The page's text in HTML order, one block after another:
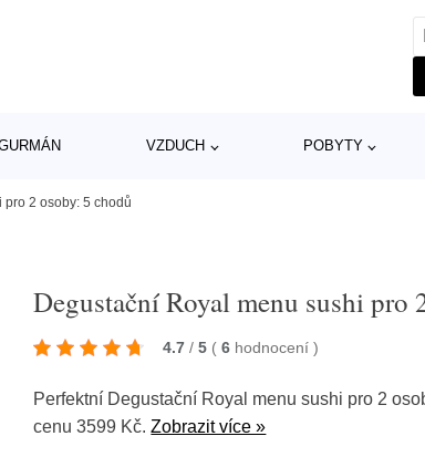
VZDUCH POBYTY
pro 2 osoby: 5 chodů
Degustační Royal menu sushi pro
4.7 / 5 ( 6 hodnocení)
Perfektní Degustační Royal menu sushi pro 2
cenu 3599 Kč.Zobrazit více »